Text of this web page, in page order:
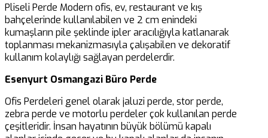
Pliseli Perde Modern ofis, ev, restaurant ve kış
bahçelerinde kullanılabilen ve 2 cm enindeki
kumaşların pile şeklinde ipler aracılığıyla katlanarak
toplanması mekanizmasıyla çalışabilen ve dekoratif
kullanım kolaylığı sağlayan perdelerdir.
Esenyurt Osmangazi Büro Perde
Ofis Perdeleri genel olarak jaluzi perde, stor perde,
zebra perde ve motorlu perdeler çok kullanılan perde
çeşitleridir. İnsan hayatının büyük bölümü kapalı